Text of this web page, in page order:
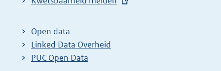
t
e
r
Open data
Linked Data Overheid
PUC Open Data